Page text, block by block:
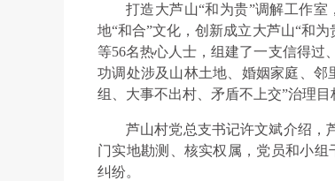
打造大芦山“和为贵”调解工作
地“和合”文化，创新成立大芦山“和
等56名热心人士，组建了一支信得过
功调处涉及山林土地、婚姻家庭、邻
组、大事不出村、矛盾不上交”治理目
芦山村党总支书记许文斌介绍，
门实地勘测、核实权属，党员和小
纠纷。